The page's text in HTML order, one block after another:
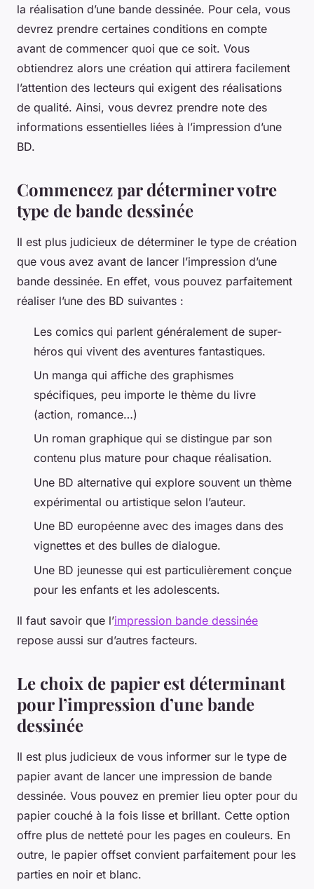
la réalisation d’une bande dessinée. Pour cela, vous
devrez prendre certaines conditions en compte
avant de commencer quoi que ce soit. Vous
obtiendrez alors une création qui attirera facilement
l’attention des lecteurs qui exigent des réalisations
de qualité. Ainsi, vous devrez prendre note des
informations essentielles liées à l’impression d’une
BD.
Commencez par déterminer votre
type de bande dessinée
Il est plus judicieux de déterminer le type de création
que vous avez avant de lancer l’impression d’une
bande dessinée. En effet, vous pouvez parfaitement
réaliser l’une des BD suivantes :
Les comics qui parlent généralement de super-
héros qui vivent des aventures fantastiques.
Un manga qui affiche des graphismes
spécifiques, peu importe le thème du livre
(action, romance…)
Un roman graphique qui se distingue par son
contenu plus mature pour chaque réalisation.
Une BD alternative qui explore souvent un thème
expérimental ou artistique selon l’auteur.
Une BD européenne avec des images dans des
vignettes et des bulles de dialogue.
Une BD jeunesse qui est particulièrement conçue
pour les enfants et les adolescents.
Il faut savoir que l’impression bande dessinée
repose aussi sur d’autres facteurs.
Le choix de papier est déterminant
pour l’impression d’une bande
dessinée
Il est plus judicieux de vous informer sur le type de
papier avant de lancer une impression de bande
dessinée. Vous pouvez en premier lieu opter pour du
papier couché à la fois lisse et brillant. Cette option
offre plus de netteté pour les pages en couleurs. En
outre, le papier offset convient parfaitement pour les
parties en noir et blanc.